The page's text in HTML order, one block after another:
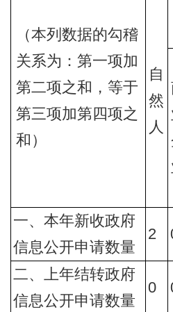
（本列数据的勾稽
关系为：第一项加
第二项之和，等于
第三项加第四项之
和）
自
然
人
一、本年新收政府
信息公开申请数量
2
二、上年结转政府
信息公开申请数量
0